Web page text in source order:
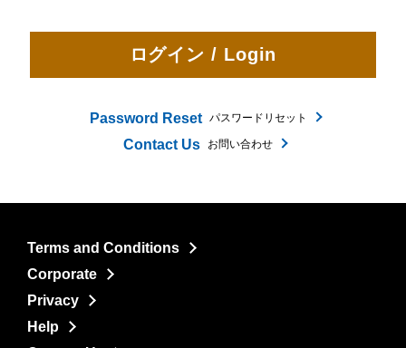
Password Reset パスワードリセット
Contact Us お問い合わせ
Terms and Conditions
Corporate
Privacy
Help